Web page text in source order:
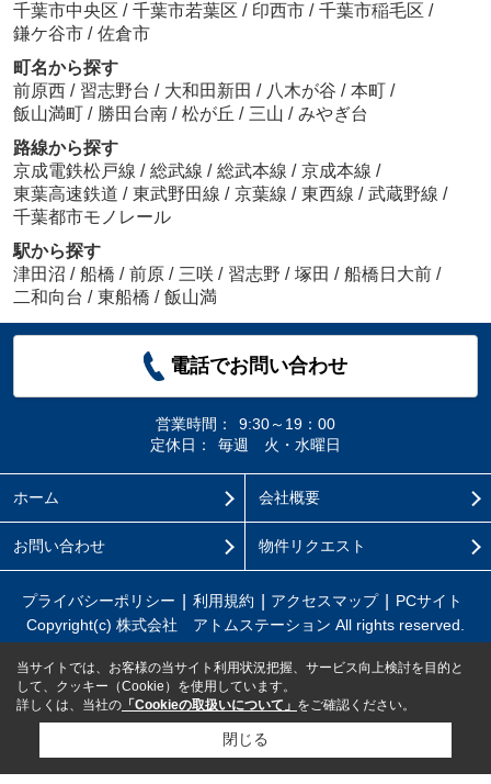
千葉市中央区 / 千葉市若葉区 / 印西市 / 千葉市稲毛区 /
鎌ケ谷市 / 佐倉市
町名から探す
前原西 / 習志野台 / 大和田新田 / 八木が谷 / 本町 /
飯山満町 / 勝田台南 / 松が丘 / 三山 / みやぎ台
路線から探す
京成電鉄松戸線 / 総武線 / 総武本線 / 京成本線 /
東葉高速鉄道 / 東武野田線 / 京葉線 / 東西線 / 武蔵野線 /
千葉都市モノレール
駅から探す
津田沼 / 船橋 / 前原 / 三咲 / 習志野 / 塚田 / 船橋日大前 /
二和向台 / 東船橋 / 飯山満
電話でお問い合わせ
営業時間：
9:30～19：00
定休日：
毎週 火・水曜日
ホーム 会社概要
お問い合わせ 物件リクエスト
プライバシーポリシー 利用規約 アクセスマップ
PCサイト
Copyright(c) 株式会社 アトムステーション All rights reserved.
当サイトでは、お客様の当サイト利用状況把握、サービス向上検討を目的と
して、クッキー（Cookie）を使用しています。
詳しくは、当社の 「Cookieの取扱いについて」 をご確認ください。
閉じる